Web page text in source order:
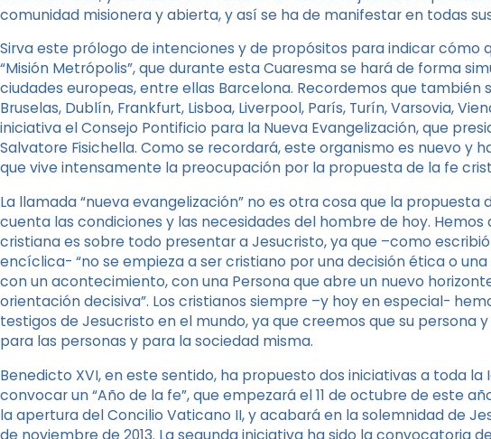
comunidad misionera y abierta, y así se ha de manifestar en todas
Sirva este prólogo de intenciones y de propósitos para indicar cómo
“Misión Metrópolis”, que durante esta Cuaresma se hará de forma
ciudades europeas, entre ellas Barcelona. Recordemos que también
Bruselas, Dublín, Frankfurt, Lisboa, Liverpool, París, Turín, Varsovia,
iniciativa el Consejo Pontificio para la Nueva Evangelización, que
Salvatore Fisichella. Como se recordará, este organismo es nuevo y
que vive intensamente la preocupación por la propuesta de la fe
La llamada “nueva evangelización” no es otra cosa que la
cuenta las condiciones y las necesidades del hombre de hoy.
cristiana es sobre todo presentar a Jesucristo, ya que –como
encíclica- “no se empieza a ser cristiano por una decisión ética o
con un acontecimiento, con una Persona que abre un nuevo
orientación decisiva”. Los cristianos siempre –y hoy en especial-
testigos de Jesucristo en el mundo, ya que creemos que su persona
para las personas y para la sociedad misma.
Benedicto XVI, en este sentido, ha propuesto dos iniciativas a toda la
convocar un “Año de la fe”, que empezará el 11 de octubre de este
la apertura del Concilio Vaticano II, y acabará en la solemnidad de
de noviembre de 2013. La segunda iniciativa ha sido la convocatoria